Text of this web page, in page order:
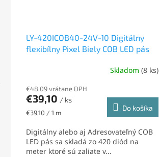
LY-420ICOB40-24V-10 Digitálny
flexibílny Pixel Biely COB LED pás
Skladom (8 ks)
€48,09 vrátane DPH
€39,10 / ks
Jednotková
€39,10 / 1 m
Do košíka
Digitálny alebo aj Adresovateľný COB
LED pás sa skladá zo 420 diód na
meter ktoré sú zaliate v...